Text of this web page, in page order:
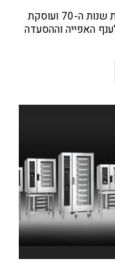
חברת ב.פ.ר סוכנויות בע"מ נוסדה בראשית שנות ה-70 ועוסקת
האפייה וההסעדה